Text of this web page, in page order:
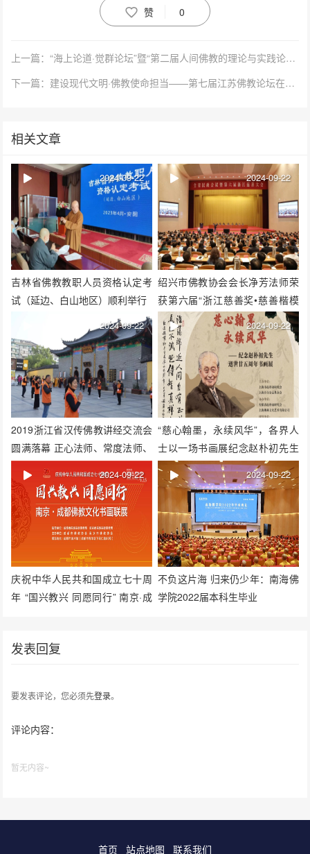
赞 0
上一篇：“海上论道·觉群论坛”暨“第二届人间佛教的理论与实践论坛”开幕 九位代表作主旨发言
下一篇：建设现代文明·佛教使命担当——第七届江苏佛教论坛在常州开幕
相关文章
吉林省佛教教职人员资格认定考
试（延边、白山地区）顺利举行
2024-09-22
绍兴市佛教协会会长净芳法师荣
获第六届“浙江慈善奖•慈善楷模
奖”
2024-09-22
2019浙江省汉传佛教讲经交流会
圆满落幕 正心法师、常度法师、
正信法师荣获一等奖
2024-09-22
“慈心翰墨，永续风华”，各界人
士以一场书画展纪念赵朴初先生
逝世廿五周年
2024-09-22
庆祝中华人民共和国成立七十周
年 “国兴教兴 同愿同行” 南京·成
2024-09-22
不负这片海 归来仍少年：南海佛
学院2022届本科生毕业
2024-09-22
发表回复
要发表评论，您必须先登录。
评论内容：
暂无内容~
首页 站点地图 联系我们